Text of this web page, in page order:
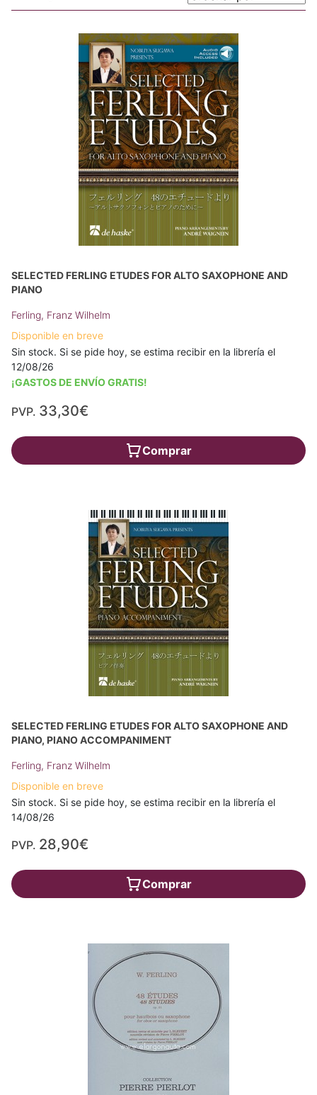
SELECTED FERLING ETUDES FOR ALTO SAXOPHONE AND
PIANO
Ferling, Franz Wilhelm
Disponible en breve
Sin stock. Si se pide hoy, se estima recibir en la librería el
12/08/26
¡GASTOS DE ENVÍO GRATIS!
PVP. 33,30€
Comprar
SELECTED FERLING ETUDES FOR ALTO SAXOPHONE AND
PIANO, PIANO ACCOMPANIMENT
Ferling, Franz Wilhelm
Disponible en breve
Sin stock. Si se pide hoy, se estima recibir en la librería el
14/08/26
PVP. 28,90€
Comprar